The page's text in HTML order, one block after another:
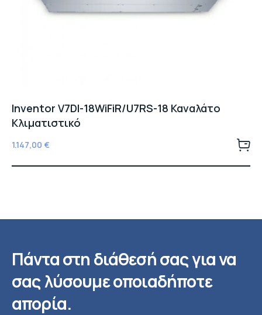
Inventor V7DI-18WiFiR/U7RS-18 Καναλάτο
Κλιματιστικό
1.147,00 €
Πάντα στη διάθεσή σας για να
σας λύσουμε οποιαδήποτε
απορία.